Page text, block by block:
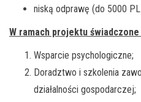
niską odprawę (do 5000
W ramach projektu
Wsparcie psychologiczne;
Doradztwo i szkolenia
działalności gospodarczej;